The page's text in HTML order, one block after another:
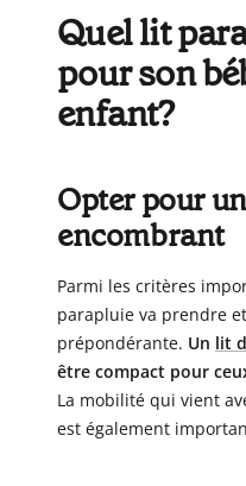
Quel lit
pour son
enfant?
Opter pour
encombrant
Parmi les critères
parapluie va prendre
prépondérante. Un lit
être compact pour
La mobilité qui vient
est également